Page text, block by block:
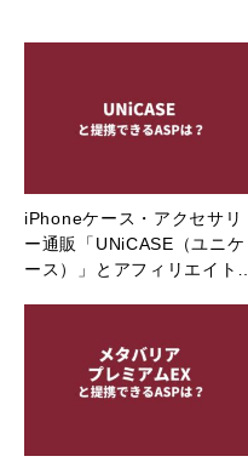
iPhoneケース・アクセサリ
ー通販「UNiCASE（ユニケ
ース）」とアフィリエイト…